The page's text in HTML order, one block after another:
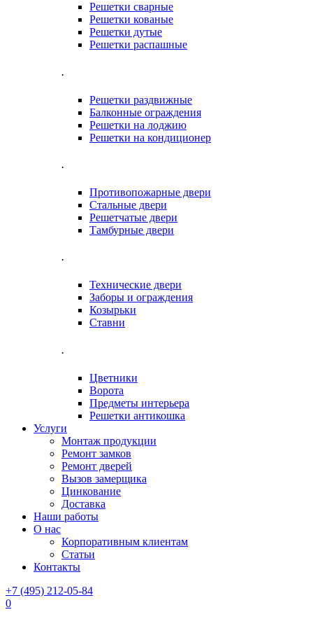
Решетки сварные
Решетки кованые
Решетки дутые
Решетки распашные
.
Решетки раздвижные
Балконные ограждения
Решетки на лоджию
Решетки на кондиционер
.
Противопожарные двери
Стальные двери
Решетчатые двери
Тамбурные двери
.
Технические двери
Заборы и ограждения
Козырьки
Ставни
.
Цветники
Ворота
Предметы интерьера
Решетки антикошка
Услуги
Монтаж продукции
Ремонт замков
Ремонт дверей
Вызов замерщика
Цинкование
Доставка
Наши работы
О нас
Корпоративным клиентам
Статьи
Контакты
+7 (495) 212-05-84
0